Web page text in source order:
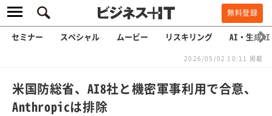
無料登録
セミナー スペシャル ムービー リスキリング AI・生成AI
2026/05/02 10:11 掲載
米国防総省、AI8社と機密軍事利用で合意、
Anthropicは排除